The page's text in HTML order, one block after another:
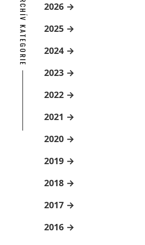
ARCHÍV KATEGORIE 2026
2025
2024
2023
2022
2021
2020
2019
2018
2017
2016